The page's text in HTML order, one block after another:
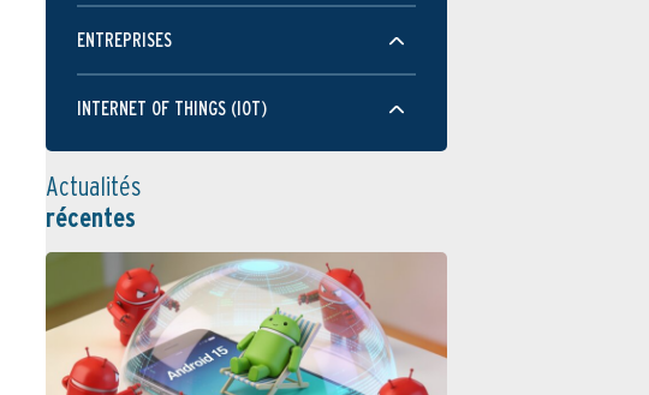
ENTREPRISES
INTERNET OF THINGS (IOT)
Actualités
récentes